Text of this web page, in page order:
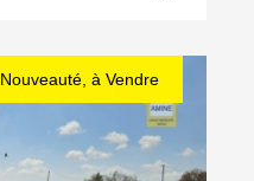
Nouveauté, à Vendre